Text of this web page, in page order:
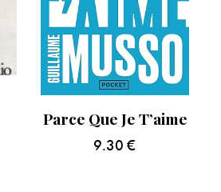
Parce Que Je T’aime
9.30 €